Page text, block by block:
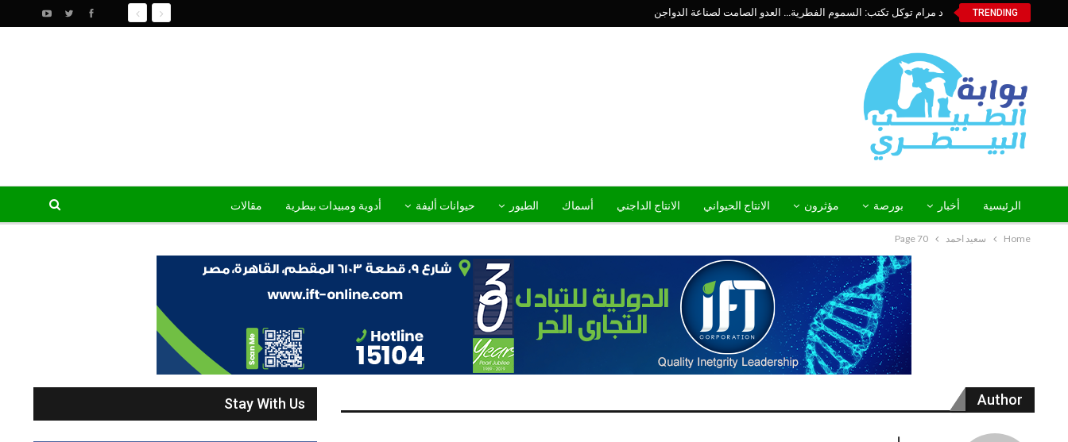
TRENDING د مرام توكل تكتب: السموم الفطرية… العدو الصامت لصناعة الدواجن
الرئيسية أخبار بورصة مؤثرون الانتاج الحيواني الانتاج الداجني أسماك الطيور حيوانات أليفة أدوية ومبيدات بيطرية مقالات
Home سعيد احمد Page 70
Author
Stay With Us